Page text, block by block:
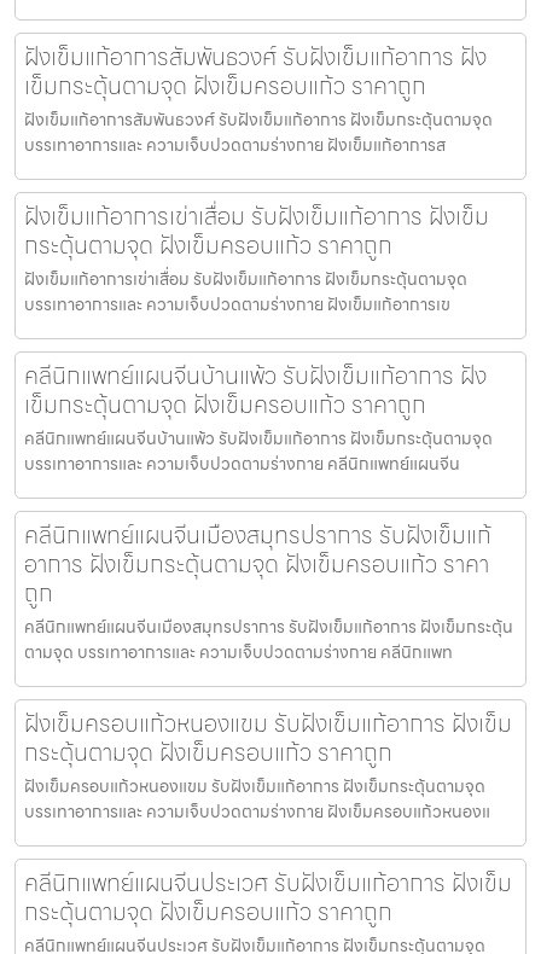
ฝังเข็มแก้อาการสัมพันธวงศ์ รับฝังเข็มแก้อาการ ฝัง
เข็มกระตุ้นตามจุด ฝังเข็มครอบแก้ว ราคาถูก
ฝังเข็มแก้อาการสัมพันธวงศ์ รับฝังเข็มแก้อาการ ฝังเข็มกระตุ้นตามจุด
บรรเทาอาการและ ความเจ็บปวดตามร่างกาย ฝังเข็มแก้อาการส
ฝังเข็มแก้อาการเข่าเสื่อม รับฝังเข็มแก้อาการ ฝังเข็ม
กระตุ้นตามจุด ฝังเข็มครอบแก้ว ราคาถูก
ฝังเข็มแก้อาการเข่าเสื่อม รับฝังเข็มแก้อาการ ฝังเข็มกระตุ้นตามจุด
บรรเทาอาการและ ความเจ็บปวดตามร่างกาย ฝังเข็มแก้อาการเข
คลีนิกแพทย์แผนจีนบ้านแพ้ว รับฝังเข็มแก้อาการ ฝัง
เข็มกระตุ้นตามจุด ฝังเข็มครอบแก้ว ราคาถูก
คลีนิกแพทย์แผนจีนบ้านแพ้ว รับฝังเข็มแก้อาการ ฝังเข็มกระตุ้นตามจุด
บรรเทาอาการและ ความเจ็บปวดตามร่างกาย คลีนิกแพทย์แผนจีน
คลีนิกแพทย์แผนจีนเมืองสมุทรปราการ รับฝังเข็มแก้
อาการ ฝังเข็มกระตุ้นตามจุด ฝังเข็มครอบแก้ว ราคา
ถูก
คลีนิกแพทย์แผนจีนเมืองสมุทรปราการ รับฝังเข็มแก้อาการ ฝังเข็มกระตุ้น
ตามจุด บรรเทาอาการและ ความเจ็บปวดตามร่างกาย คลีนิกแพท
ฝังเข็มครอบแก้วหนองแขม รับฝังเข็มแก้อาการ ฝังเข็ม
กระตุ้นตามจุด ฝังเข็มครอบแก้ว ราคาถูก
ฝังเข็มครอบแก้วหนองแขม รับฝังเข็มแก้อาการ ฝังเข็มกระตุ้นตามจุด
บรรเทาอาการและ ความเจ็บปวดตามร่างกาย ฝังเข็มครอบแก้วหนองแ
คลีนิกแพทย์แผนจีนประเวศ รับฝังเข็มแก้อาการ ฝังเข็ม
กระตุ้นตามจุด ฝังเข็มครอบแก้ว ราคาถูก
คลีนิกแพทย์แผนจีนประเวศ รับฝังเข็มแก้อาการ ฝังเข็มกระตุ้นตามจุด